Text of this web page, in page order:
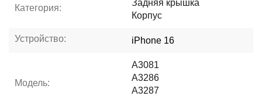
Категория:
Задняя крышка
Корпус
Устройство: iPhone 16
Модель:
A3081
A3286
A3287